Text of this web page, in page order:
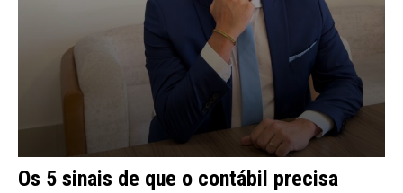
Os 5 sinais de que o contábil precisa